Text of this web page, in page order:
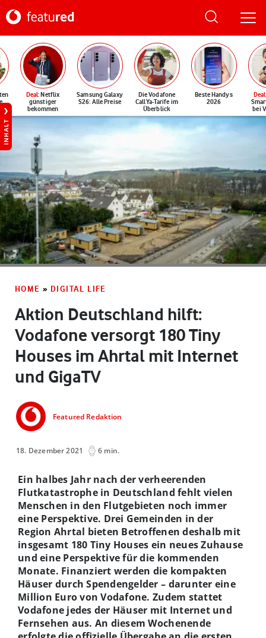
Deal: Netflix
günstiger
bekommen
Samsung Galaxy
S26: Alle Preise
Die Vodafone
CallYa-Tarife im
Überblick
Beste Handys
2026
Deal
bei
INHALT
HOME » DIGITAL LIFE
Aktion Deutschland hilft:
Vodafone versorgt 180 Tiny
Houses im Ahrtal mit Internet
und GigaTV
Featured Redaktion
18. Dezember 2021 6 min.
Ein halbes Jahr nach der verheerenden
Flutkatastrophe in Deutschland fehlt vielen
Menschen in den Flutgebieten noch immer
eine Perspektive. Drei Gemeinden in der
Region Ahrtal bieten Betroffenen deshalb mit
insgesamt 180 Tiny Houses ein neues Zuhause
und eine Perspektive für die kommenden
Monate. Finanziert werden die kompakten
Häuser durch Spendengelder – darunter eine
Million Euro von Vodafone. Zudem stattet
Vodafone jedes der Häuser mit Internet und
Fernsehen aus. An diesem Wochenende